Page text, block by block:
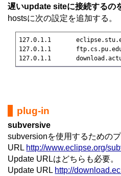
遅いupdate siteに接続するの
hostsに次の設定を追加する。
127.0.1.1
127.0.1.1
127.0.1.1
plug-in
subversive
subversionを使用するための
URL http://www.eclipse.org/
Update URLはどちらも必要。
Update URL http://